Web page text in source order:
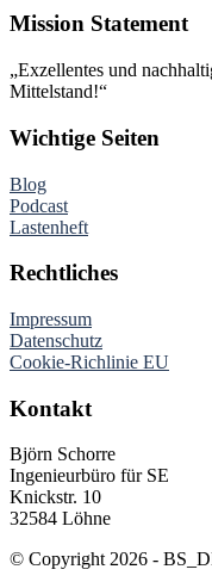
Mission Statement
„Exzellentes und
Mittelstand!“
Wichtige Seiten
Blog
Podcast
Lastenheft
Rechtliches
Impressum
Datenschutz
Cookie-Richlinie EU
Kontakt
Björn Schorre
Ingenieurbüro für SE
Knickstr. 10
32584 Löhne
© Copyright 2026 -